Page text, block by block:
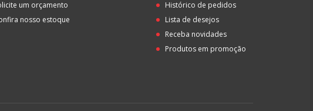
um orçamento
nosso estoque
Histórico de pedidos
Lista de desejos
Receba novidades
Produtos em promoção